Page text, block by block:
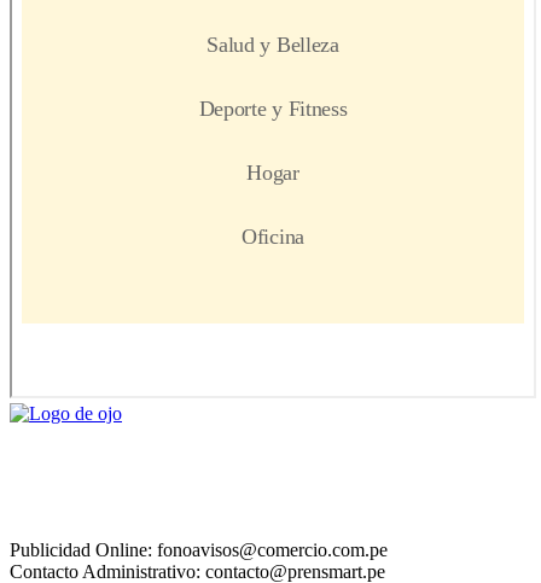
Publicidad Online: fonoavisos@comercio.com.pe
Contacto Administrativo: contacto@prensmart.pe